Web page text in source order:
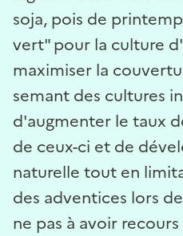
soja, pois de
vert" pour la culture
maximiser la
semant des cultures
d'augmenter le taux
de ceux-ci et de
naturelle tout en
des adventices lors
ne pas à avoir